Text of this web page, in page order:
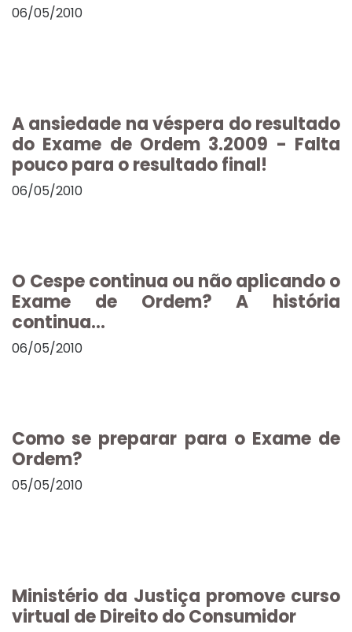
06/05/2010
A ansiedade na véspera do resultado
do Exame de Ordem 3.2009 - Falta
pouco para o resultado final!
06/05/2010
O Cespe continua ou não aplicando o
Exame de Ordem? A história
continua...
06/05/2010
Como se preparar para o Exame de
Ordem?
05/05/2010
Ministério da Justiça promove curso
virtual de Direito do Consumidor